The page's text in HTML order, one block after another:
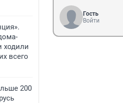
ходили
всего
200
Гость
Войти